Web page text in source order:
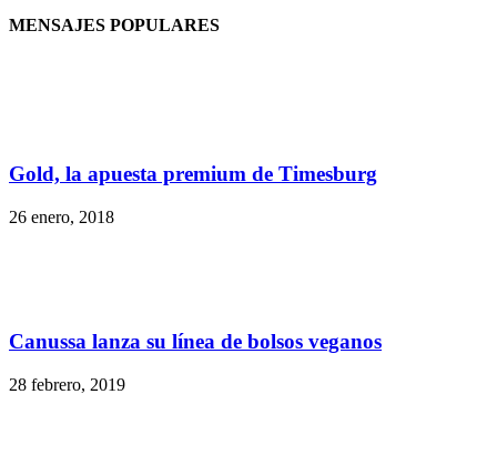
MENSAJES POPULARES
Gold, la apuesta premium de Timesburg
26 enero, 2018
Canussa lanza su línea de bolsos veganos
28 febrero, 2019